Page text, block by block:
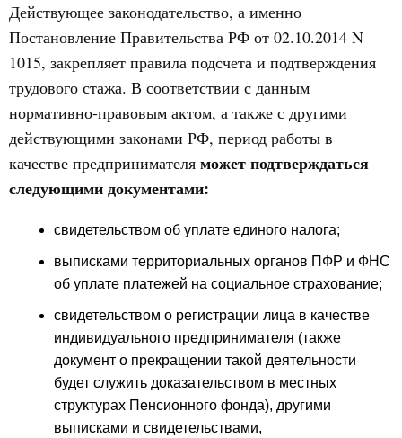
Действующее законодательство, а именно
Постановление Правительства РФ от 02.10.2014 N
1015, закрепляет правила подсчета и подтверждения
трудового стажа. В соответствии с данным
нормативно-правовым актом, а также с другими
действующими законами РФ, период работы в
качестве предпринимателя может подтверждаться
следующими документами:
свидетельством об уплате единого налога;
выписками территориальных органов ПФР и ФНС
об уплате платежей на социальное страхование;
свидетельством о регистрации лица в качестве
индивидуального предпринимателя (также
документ о прекращении такой деятельности
будет служить доказательством в местных
структурах Пенсионного фонда), другими
выписками и свидетельствами,